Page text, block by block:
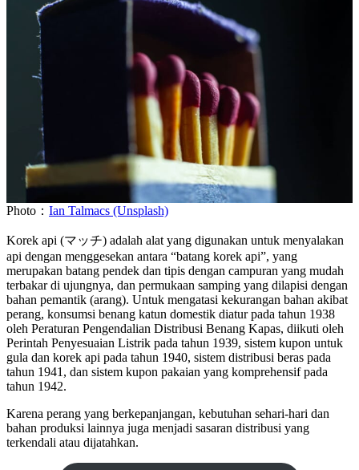
Photo： Ian Talmacs (Unsplash)
Korek api (マッチ) adalah alat yang digunakan untuk menyalakan
api dengan menggesekan antara “batang korek api”, yang
merupakan batang pendek dan tipis dengan campuran yang mudah
terbakar di ujungnya, dan permukaan samping yang dilapisi dengan
bahan pemantik (arang). Untuk mengatasi kekurangan bahan akibat
perang, konsumsi benang katun domestik diatur pada tahun 1938
oleh Peraturan Pengendalian Distribusi Benang Kapas, diikuti oleh
Perintah Penyesuaian Listrik pada tahun 1939, sistem kupon untuk
gula dan korek api pada tahun 1940, sistem distribusi beras pada
tahun 1941, dan sistem kupon pakaian yang komprehensif pada
tahun 1942.
Karena perang yang berkepanjangan, kebutuhan sehari-hari dan
bahan produksi lainnya juga menjadi sasaran distribusi yang
terkendali atau dijatahkan.